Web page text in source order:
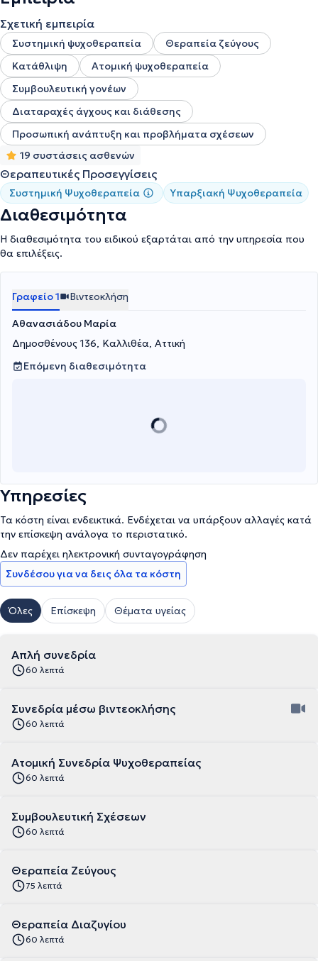
Λειτουργούς, Νοσηλευτές, Παθολόγους, Παιδιάτρους,
Νευρολόγους.
Σχετική εμπειρία
Συστημική ψυχοθεραπεία
Θεραπεία ζεύγους
Κατάθλιψη
Ατομική ψυχοθεραπεία
Συμβουλευτική γονέων
Διαταραχές άγχους και διάθεσης
Προσωπική ανάπτυξη και προβλήματα σχέσεων
19 συστάσεις ασθενών
Θεραπευτικές Προσεγγίσεις
Συστημική Ψυχοθεραπεία Υπαρξιακή Ψυχοθεραπεία
Διαθεσιμότητα
Η διαθεσιμότητα του ειδικού εξαρτάται από την υπηρεσία που
θα επιλέξεις.
Γραφείο 1 Βιντεοκλήση
Αθανασιάδου Μαρία
Δημοσθένους 136, Καλλιθέα, Αττική
Επόμενη διαθεσιμότητα
Υπηρεσίες
Τα κόστη είναι ενδεικτικά. Ενδέχεται να υπάρξουν αλλαγές κατά
την επίσκεψη ανάλογα το περιστατικό.
Δεν παρέχει ηλεκτρονική συνταγογράφηση
Συνδέσου για να δεις όλα τα κόστη
Όλες Επίσκεψη Θέματα υγείας
Απλή συνεδρία
60 λεπτά
Συνεδρία μέσω βιντεοκλήσης
60 λεπτά
Ατομική Συνεδρία Ψυχοθεραπείας
60 λεπτά
Συμβουλευτική Σχέσεων
60 λεπτά
Θεραπεία Ζεύγους
75 λεπτά
Θεραπεία Διαζυγίου
60 λεπτά